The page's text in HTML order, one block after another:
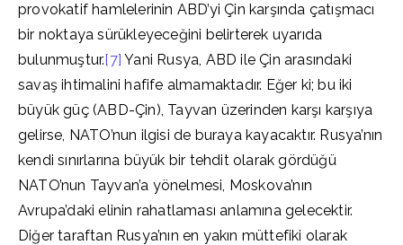
provokatif hamlelerinin ABD’yi Çin karşında çatışmacı
bir noktaya sürükleyeceğini belirterek uyarıda
bulunmuştur.[7] Yani Rusya, ABD ile Çin arasındaki
savaş ihtimalini hafife almamaktadır. Eğer ki; bu iki
büyük güç (ABD-Çin), Tayvan üzerinden karşı karşıya
gelirse, NATO’nun ilgisi de buraya kayacaktır. Rusya’nın
kendi sınırlarına büyük bir tehdit olarak gördüğü
NATO’nun Tayvan’a yönelmesi, Moskova’nın
Avrupa’daki elinin rahatlaması anlamına gelecektir.
Diğer taraftan Rusya’nın en yakın müttefiki olarak